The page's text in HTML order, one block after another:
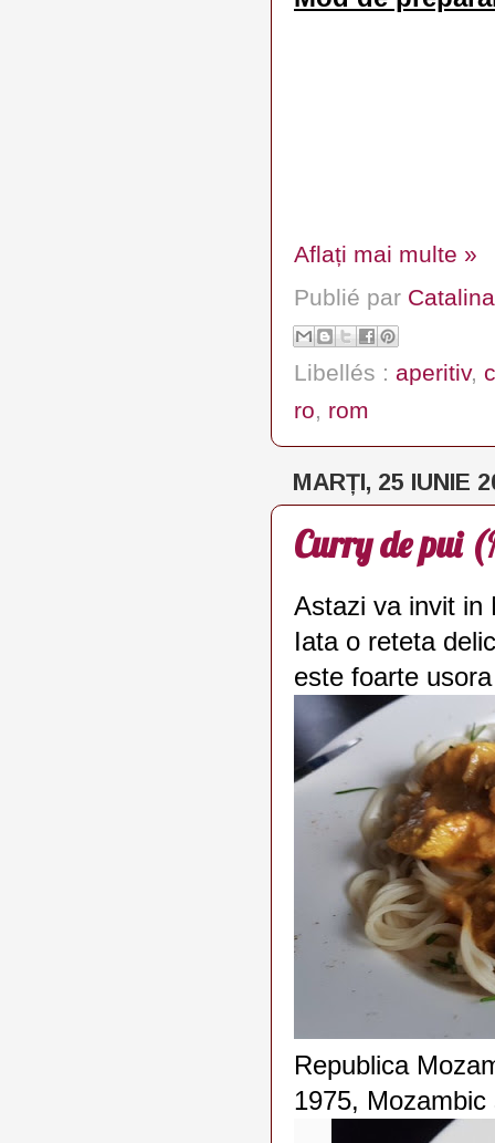
Aflați mai multe »
Publié par Catalina
Libellés : aperitiv,
ro, rom
MARȚI, 25 IUNIE
Curry de pui
Astazi va invit in
Iata o reteta
este foarte
Republica
1975,